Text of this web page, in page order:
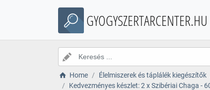
GYOGYSZERTARCENTER.HU
Home Élelmiszerek és táplálék kiegészítők
Kedvezményes készlet: 2 x Szibériai Chaga